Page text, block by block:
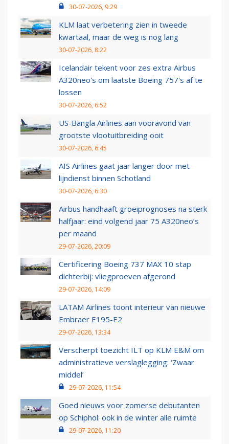
30-07-2026, 9:29
KLM laat verbetering zien in tweede
kwartaal, maar de weg is nog lang
30-07-2026, 8:22
Icelandair tekent voor zes extra Airbus
A320neo's om laatste Boeing 757's af te
lossen
30-07-2026, 6:52
US-Bangla Airlines aan vooravond van
grootste vlootuitbreiding ooit
30-07-2026, 6:45
AIS Airlines gaat jaar langer door met
lijndienst binnen Schotland
30-07-2026, 6:30
Airbus handhaaft groeiprognoses na sterk
halfjaar: eind volgend jaar 75 A320neo’s
per maand
29-07-2026, 20:09
Certificering Boeing 737 MAX 10 stap
dichterbij: vliegproeven afgerond
29-07-2026, 14:09
LATAM Airlines toont interieur van nieuwe
Embraer E195-E2
29-07-2026, 13:34
Verscherpt toezicht ILT op KLM E&M om
administratieve verslaglegging: ‘Zwaar
middel’
29-07-2026, 11:54
Goed nieuws voor zomerse debutanten
op Schiphol: ook in de winter alle ruimte
29-07-2026, 11:20